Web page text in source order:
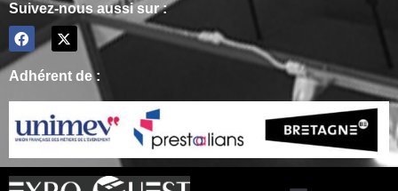
Suivez-nous aussi sur :
Adhérent de :